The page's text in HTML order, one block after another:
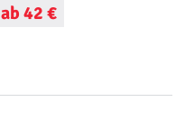
ab 42 €